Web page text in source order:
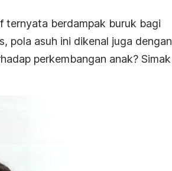
ternyata berdampak buruk bagi
pola asuh ini dikenal juga dengan
perkembangan anak? Simak